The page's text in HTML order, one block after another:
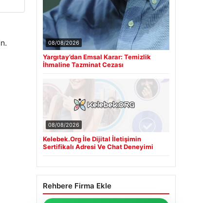
08/08/2026
Yargıtay’dan Emsal Karar: Temizlik
İhmaline Tazminat Cezası
08/08/2026
Kelebek.Org İle Dijital İletişimin
Sertifikalı Adresi Ve Chat Deneyimi
Rehbere Firma Ekle